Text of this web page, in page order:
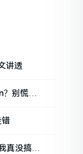
讲透
？别慌，
真没搞明